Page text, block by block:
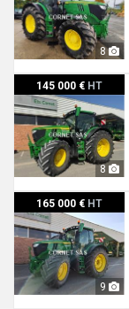
8
145 000 € HT
8
John Deere 6R 215
165 000 € HT
9
John Deere 6R 250